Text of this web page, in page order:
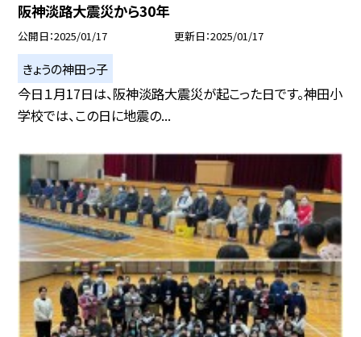
阪神淡路大震災から30年
公開日 2025/01/17 更新日 2025/01/17
きょうの神田っ子
今日１月17日は、阪神淡路大震災が起こった日です。神田小
学校では、この日に地震の...